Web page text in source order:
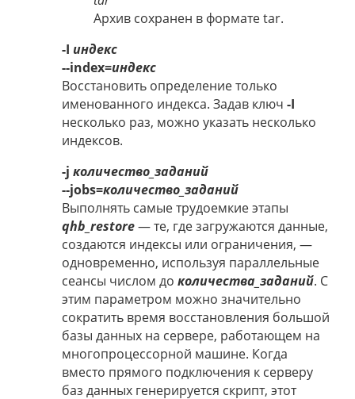
Архив сохранен в формате tar.
-I индекс
--index=индекс
Восстановить определение только
именованного индекса. Задав ключ -I
несколько раз, можно указать несколько
индексов.
-j количество_заданий
--jobs=количество_заданий
Выполнять самые трудоемкие этапы
qhb_restore— те, где загружаются данные,
создаются индексы или ограничения, —
одновременно, используя параллельные
сеансы числом до количества_заданий. С
этим параметром можно значительно
сократить время восстановления большой
базы данных на сервере, работающем на
многопроцессорной машине. Когда
вместо прямого подключения к серверу
баз данных генерируется скрипт, этот